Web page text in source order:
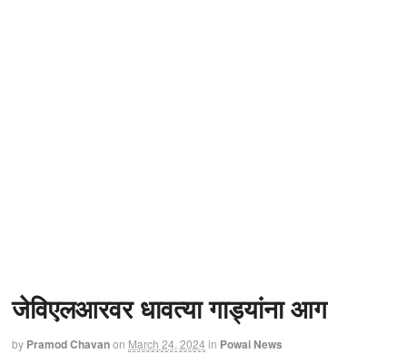
जेविएलआरवर धावत्या गाड्यांना आग
by Pramod Chavanon March 24, 2024 in Powai News